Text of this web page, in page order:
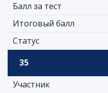
Балл за тест
Итоговый балл
Статус
35
Участник